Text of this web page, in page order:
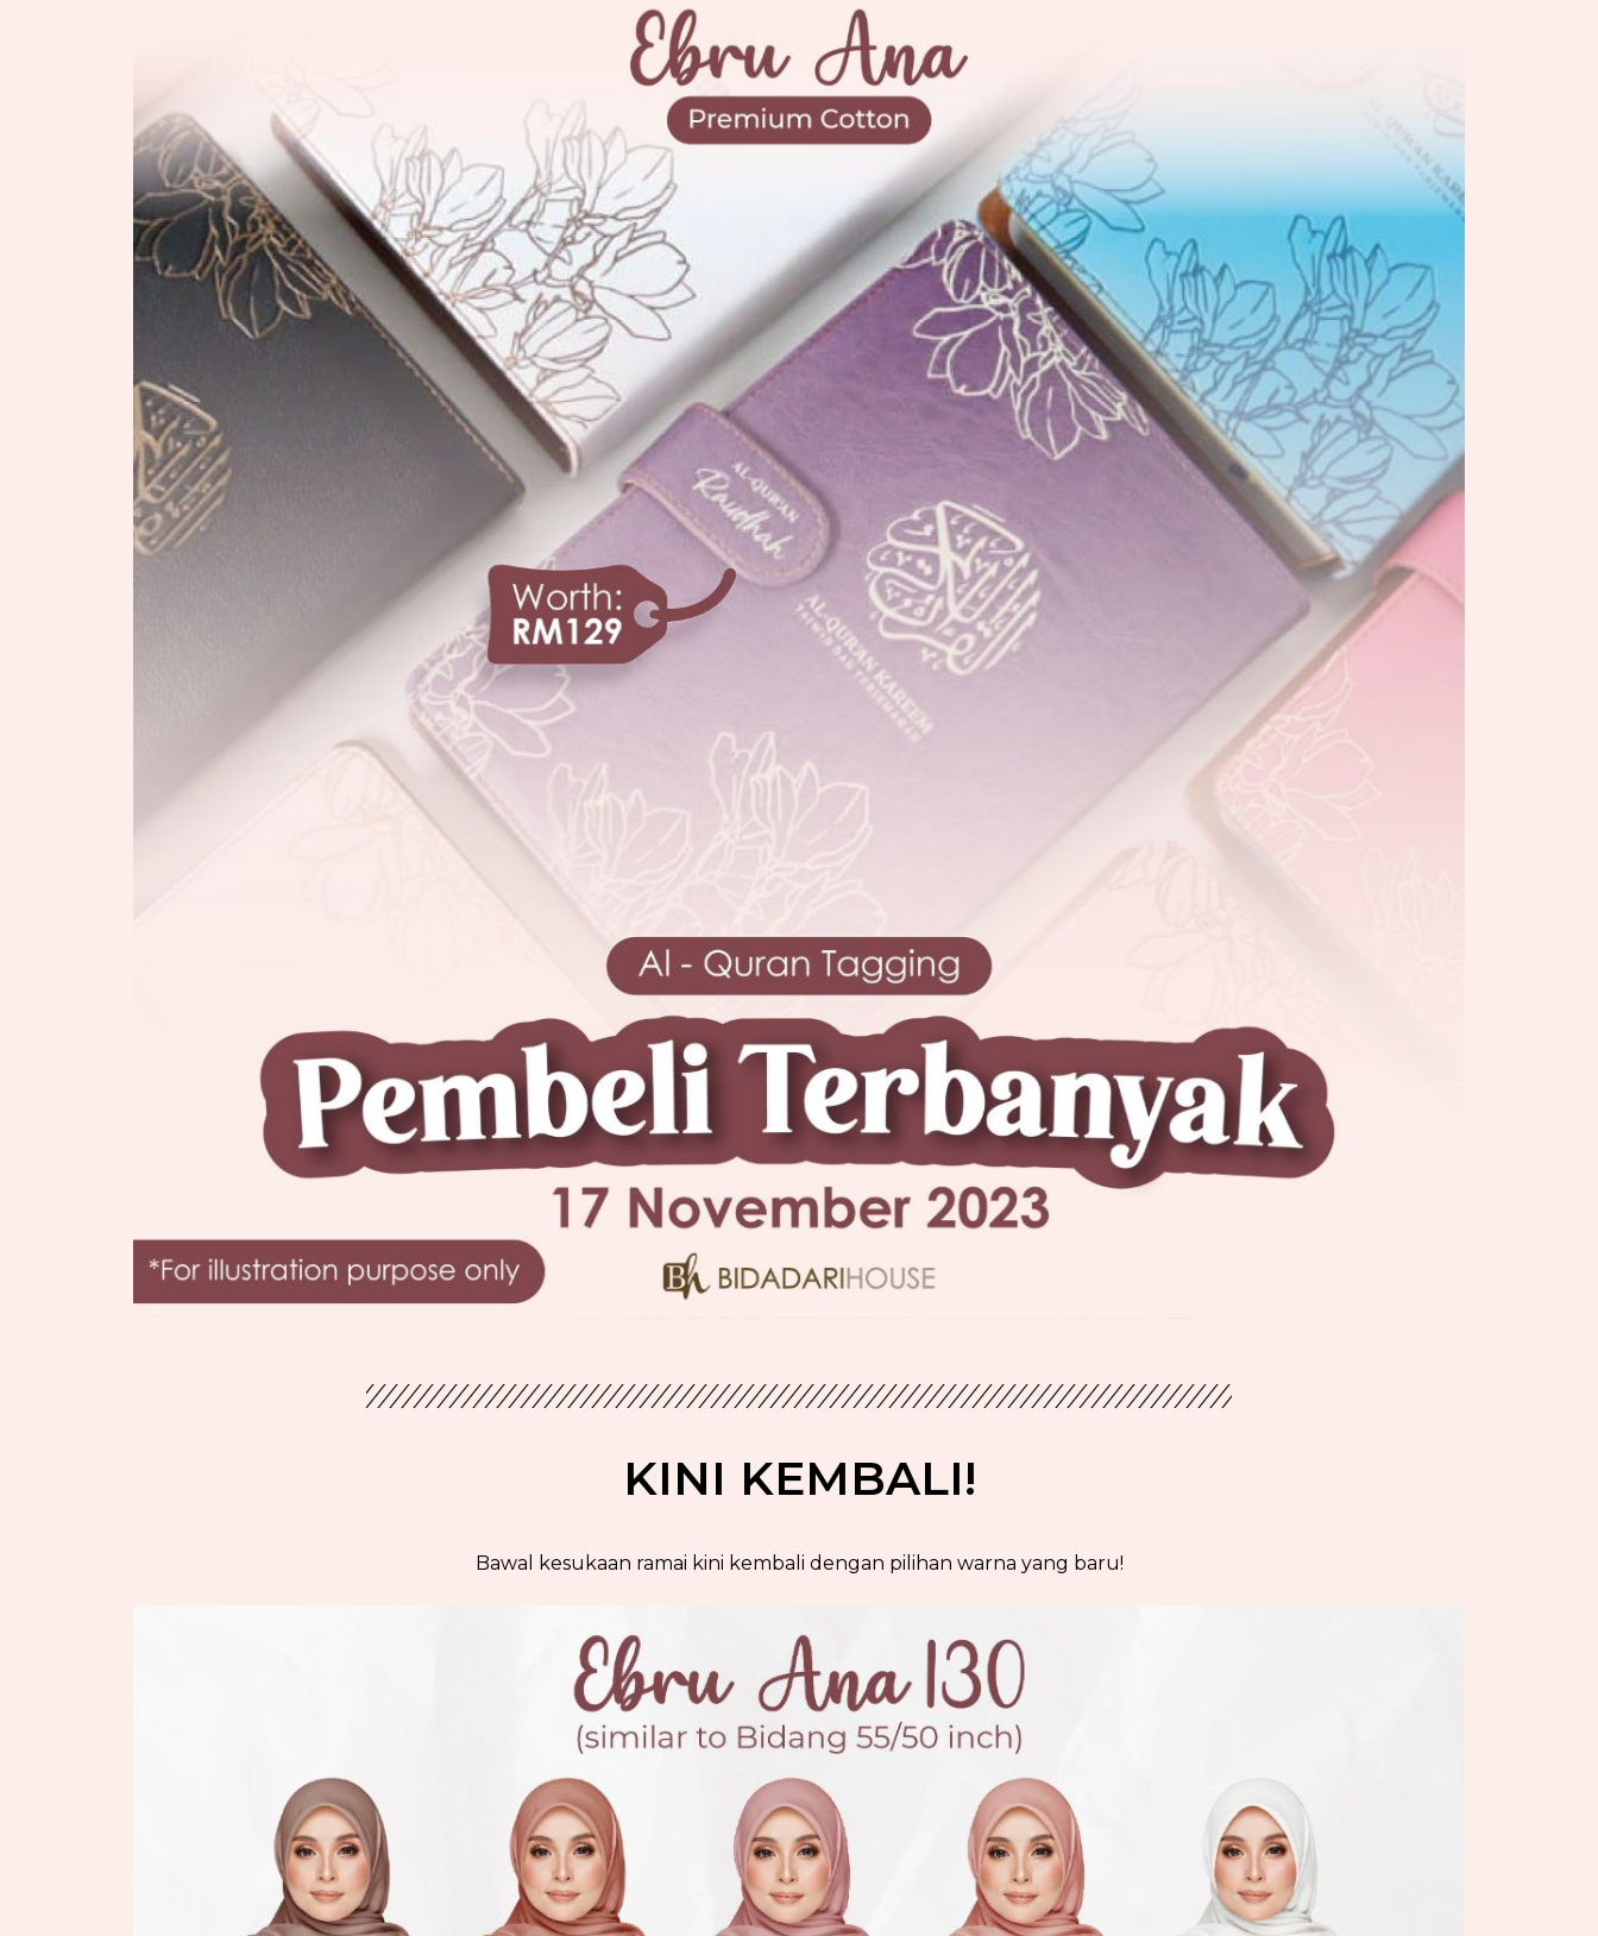
KINI KEMBALI!
Bawal kesukaan ramai kini kembali dengan pilihan warna yang baru!